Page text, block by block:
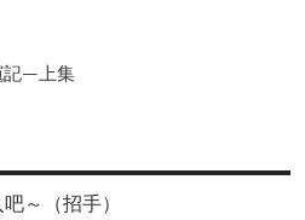
記—上集
～（招手）